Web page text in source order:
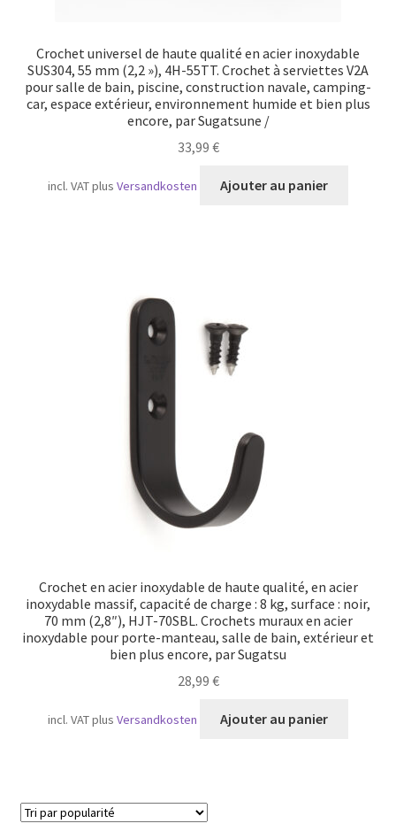
Crochet universel de haute qualité en acier inoxydable
SUS304, 55 mm (2,2 »), 4H-55TT. Crochet à serviettes V2A
pour salle de bain, piscine, construction navale, camping-
car, espace extérieur, environnement humide et bien plus
encore, par Sugatsune /
33,99 €
incl. VATplusVersandkosten Ajouter au panier
Crochet en acier inoxydable de haute qualité, en acier
inoxydable massif, capacité de charge : 8 kg, surface : noir,
70 mm (2,8″), HJT-70SBL. Crochets muraux en acier
inoxydable pour porte-manteau, salle de bain, extérieur et
bien plus encore, par Sugatsu
28,99 €
incl. VATplusVersandkosten Ajouter au panier